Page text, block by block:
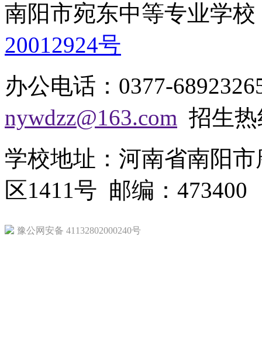
南阳市宛东中等专业学
20012924号
办公电话：0377-
nywdzz@163.com 招生热
学校地址：河南省南阳
区1411号 邮编：473400
豫公网安备 41132802000240号